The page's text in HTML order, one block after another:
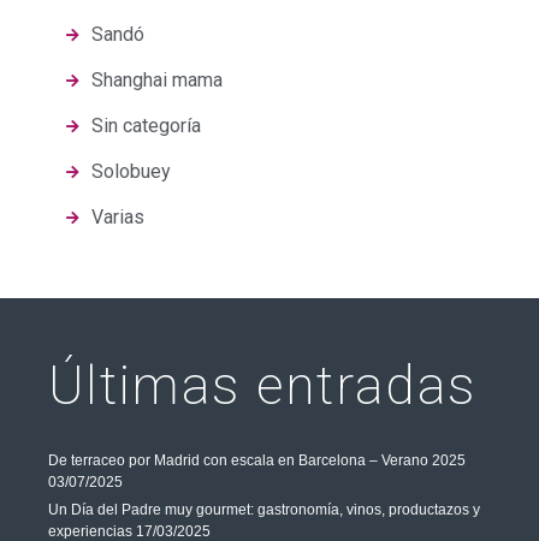
Sandó
Shanghai mama
Sin categoría
Solobuey
Varias
Últimas entradas
De terraceo por Madrid con escala en Barcelona – Verano 2025
03/07/2025
Un Día del Padre muy gourmet: gastronomía, vinos, productazos y
experiencias 17/03/2025